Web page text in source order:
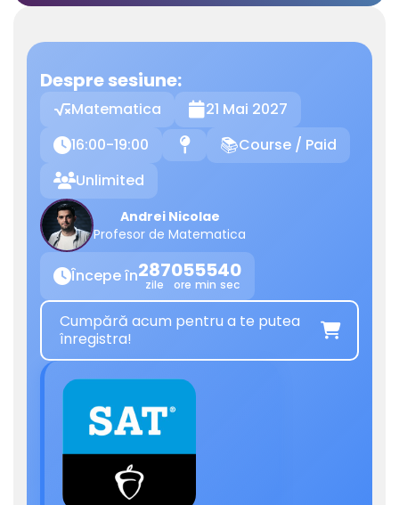
Despre sesiune:
Matematica 21 Mai 2027
16:00-19:00 📍 📚Course / Paid
Unlimited
Andrei Nicolae
Profesor de Matematica
Începe în287
zile
05
ore
55
min
40
sec
Cumpără acum pentru a te putea
înregistra!
